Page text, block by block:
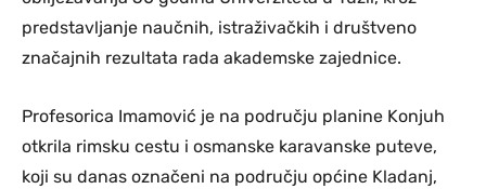
predstavljanje naučnih, istraživačkih i društveno
značajnih rezultata rada akademske zajednice.
Profesorica Imamović je na području planine Konjuh
otkrila rimsku cestu i osmanske karavanske puteve,
koji su danas označeni na području općine Kladanj,